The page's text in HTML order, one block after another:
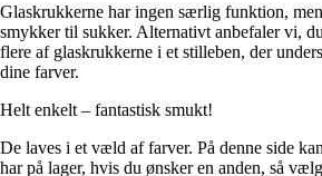
Glaskrukkerne har ingen særlig funktion,
smykker til sukker. Alternativt anbefaler vi,
flere af glaskrukkerne i et stilleben, der
dine farver.
Helt enkelt – fantastisk smukt!
De laves i et væld af farver. På denne side
har på lager, hvis du ønsker en anden, så